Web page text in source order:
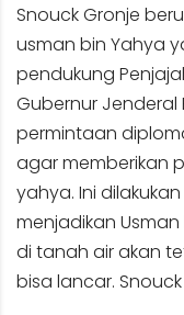
Snouck Gronje
usman bin Yahya
pendukung
Gubernur
permintaan
agar memberikan
yahya. Ini
menjadikan
di tanah air akan
bisa lancar.